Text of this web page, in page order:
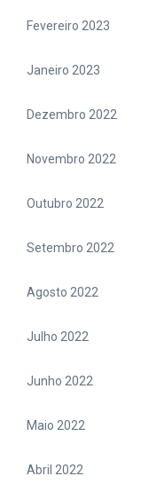
Fevereiro 2023
Janeiro 2023
Dezembro 2022
Novembro 2022
Outubro 2022
Setembro 2022
Agosto 2022
Julho 2022
Junho 2022
Maio 2022
Abril 2022